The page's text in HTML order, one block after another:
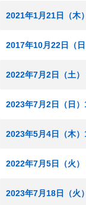
2021年1月21日（木
2017年10月22日（
2022年7月2日（土
2023年7月2日（日
2023年5月4日（木
2022年7月5日（火
2023年7月18日（火